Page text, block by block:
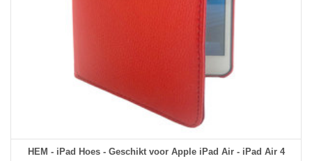
HEM - iPad Hoes - Geschikt voor Apple iPad Air - iPad Air 4